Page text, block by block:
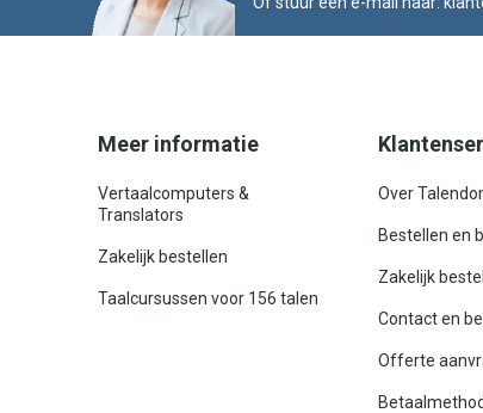
Meer informatie
Vertaalcomputers &
Translators
Zakelijk bestellen
Taalcursussen voor 156 talen
Over
Bestellen en
Zakelijk
Contact en
Offerte